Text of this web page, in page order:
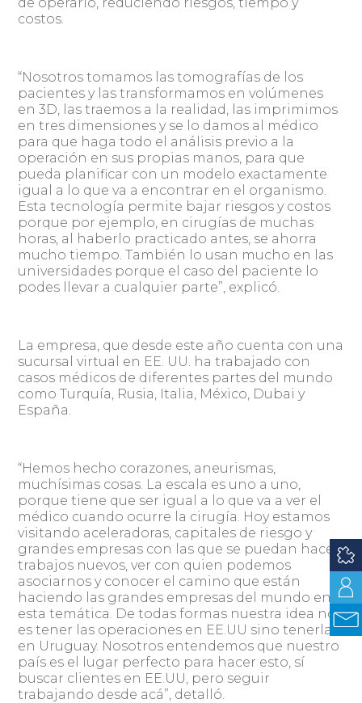
costos.
“Nosotros tomamos las tomografías de los
pacientes y las transformamos en volúmenes
en 3D, las traemos a la realidad, las imprimimos
en tres dimensiones y se lo damos al médico
para que haga todo el análisis previo a la
operación en sus propias manos, para que
pueda planificar con un modelo exactamente
igual a lo que va a encontrar en el organismo.
Esta tecnología permite bajar riesgos y costos
porque por ejemplo, en cirugías de muchas
horas, al haberlo practicado antes, se ahorra
mucho tiempo. También lo usan mucho en las
universidades porque el caso del paciente lo
podes llevar a cualquier parte”, explicó.
La empresa, que desde este año cuenta con una
sucursal virtual en EE. UU. ha trabajado con
casos médicos de diferentes partes del mundo
como Turquía, Rusia, Italia, México, Dubai y
España.
“Hemos hecho corazones, aneurismas,
muchísimas cosas. La escala es uno a uno,
porque tiene que ser igual a lo que va a ver el
médico cuando ocurre la cirugía. Hoy estamos
visitando aceleradoras, capitales de riesgo y
grandes empresas con las que se puedan hacer
trabajos nuevos, ver con quien podemos
asociarnos y conocer el camino que están
haciendo las grandes empresas del mundo en
esta temática. De todas formas nuestra idea no
es tener las operaciones en EE.UU sino tenerlas
en Uruguay. Nosotros entendemos que nuestro
país es el lugar perfecto para hacer esto, sí
buscar clientes en EE.UU, pero seguir
trabajando desde acá”, detalló.